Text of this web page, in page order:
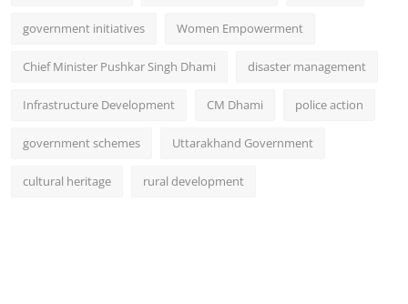
government initiatives Women Empowerment
Chief Minister Pushkar Singh Dhami disaster management
Infrastructure Development CM Dhami police action
government schemes Uttarakhand Government
cultural heritage rural development